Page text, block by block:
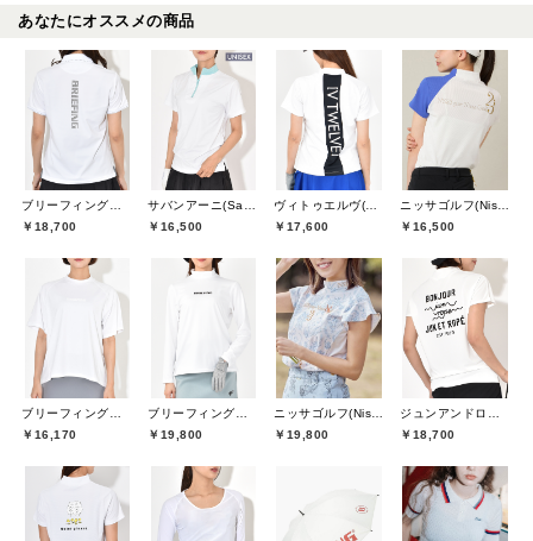
あなたにオススメの商品
￥18,700
￥16,500
￥17,600
￥16,500
￥16,170
￥19,800
￥19,800
￥18,700